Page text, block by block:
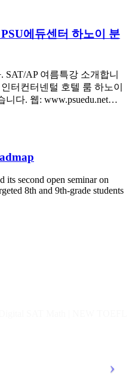
에듀센터 하노이 분
AP 여름특강 소개합니
터컨터넨털 호텔 룸 하노이
니다. 웹: www.psuedu.net…
its second open seminar on
8th and 9th-grade students